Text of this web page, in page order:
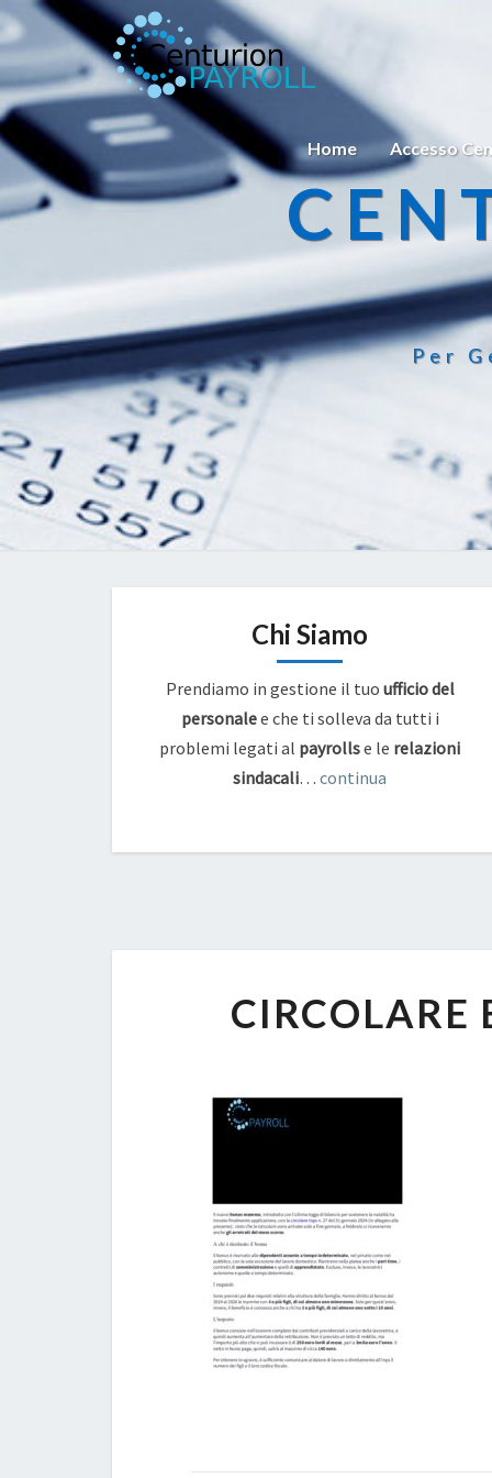
Home Accesso
Per
Chi Siamo
Prendiamo in gestione il tuo ufficio del
personalee che ti solleva da tutti i
problemi legati al payrollse le relazioni
sindacali… continua